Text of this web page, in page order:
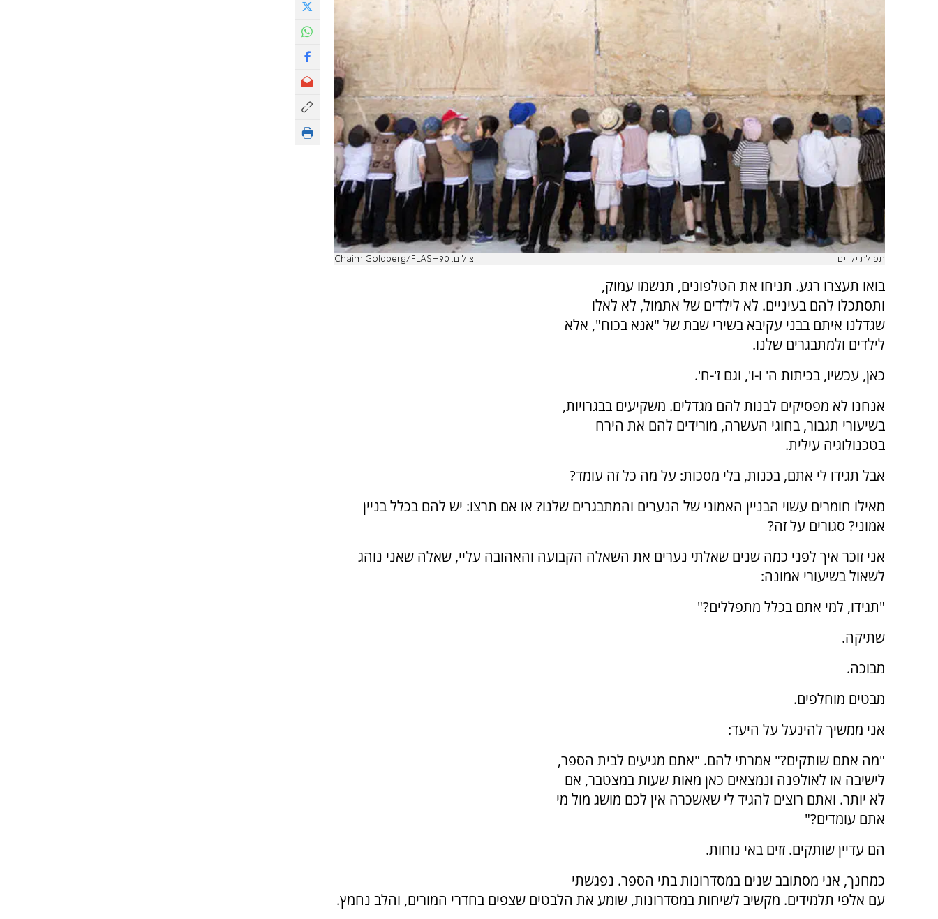
תפילת ילדים צילום: Chaim Goldberg/FLASH90
בואו תעצרו רגע. תניחו את הטלפונים, תנשמו עמוק,
ותסתכלו להם בעיניים. לא לילדים של אתמול, לא לאלו
שגדלנו איתם בבני עקיבא בשירי שבת של "אנא בכוח", אלא
לילדים ולמתבגרים שלנו.
כאן, עכשיו, בכיתות ה' ו-ו', וגם ז'-ח'.
אנחנו לא מפסיקים לבנות להם מגדלים. משקיעים בבגרויות,
בשיעורי תגבור, בחוגי העשרה, מורידים להם את הירח
בטכנולוגיה עילית.
אבל תגידו לי אתם, בכנות, בלי מסכות: על מה כל זה עומד?
מאילו חומרים עשוי הבניין האמוני של הנערים והמתבגרים שלנו? או אם תרצו: יש להם בכלל בניין
אמוני? סגורים על זה?
אני זוכר איך לפני כמה שנים שאלתי נערים את השאלה הקבועה והאהובה עליי, שאלה שאני נוהג
לשאול בשיעורי אמונה:
"תגידו, למי אתם בכלל מתפללים?"
שתיקה.
מבוכה.
מבטים מוחלפים.
אני ממשיך להינעל על היעד:
"מה אתם שותקים?" אמרתי להם. "אתם מגיעים לבית הספר,
לישיבה או לאולפנה ונמצאים כאן מאות שעות במצטבר, אם
לא יותר. ואתם רוצים להגיד לי שאשכרה אין לכם מושג מול מי
אתם עומדים?"
הם עדיין שותקים. זזים באי נוחות.
כמחנך, אני מסתובב שנים במסדרונות בתי הספר. נפגשתי
עם אלפי תלמידים. מקשיב לשיחות במסדרונות, שומע את הלבטים שצפים בחדרי המורים, והלב נחמץ.